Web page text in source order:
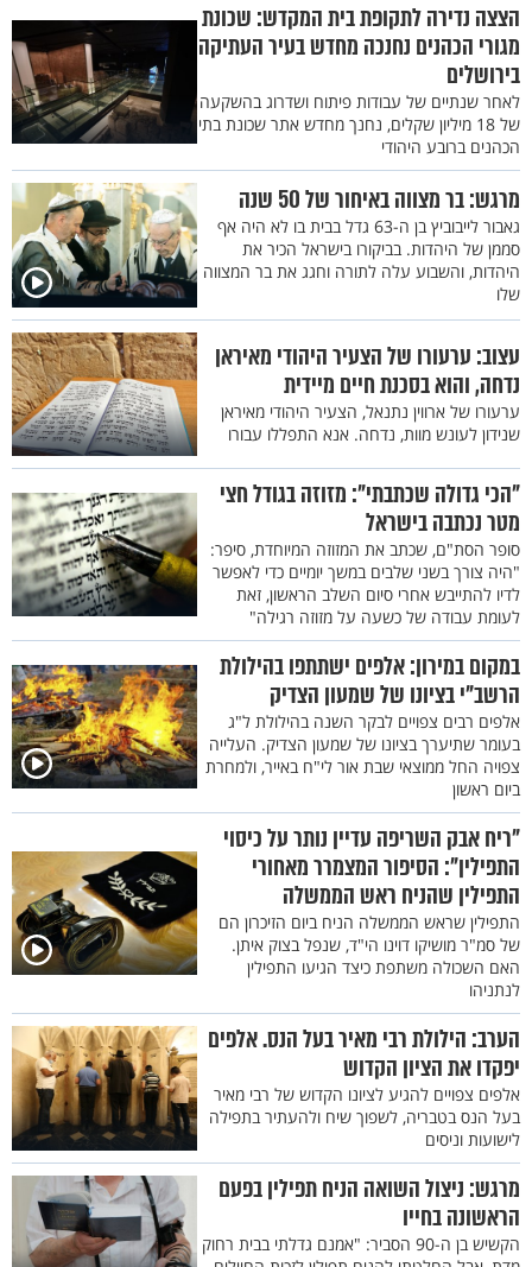
הצצה נדירה לתקופת בית המקדש: שכונת
מגורי הכהנים נחנכה מחדש בעיר העתיקה
בירושלים
לאחר שנתיים של עבודות פיתוח ושדרוג בהשקעה
של 18 מיליון שקלים, נחנך מחדש אתר שכונת בתי
הכהנים ברובע היהודי
מרגש: בר מצווה באיחור של 50 שנה
גאבור לייבוביץ בן ה-63 גדל בבית בו לא היה אף
סממן של היהדות. בביקורו בישראל הכיר את
היהדות, והשבוע עלה לתורה וחגג את בר המצווה
שלו
עצוב: ערעורו של הצעיר היהודי מאיראן
נדחה, והוא בסכנת חיים מיידית
ערעורו של ארווין נתנאל, הצעיר היהודי מאיראן
שנידון לעונש מוות, נדחה. אנא התפללו עבורו
"הכי גדולה שכתבתי": מזוזה בגודל חצי
מטר נכתבה בישראל
סופר הסת"ם, שכתב את המזוזה המיוחדת, סיפר:
"היה צורך בשני שלבים במשך יומיים כדי לאפשר
לדיו להתייבש אחרי סיום השלב הראשון, זאת
לעומת עבודה של כשעה על מזוזה רגילה"
במקום במירון: אלפים ישתתפו בהילולת
הרשב"י בציונו של שמעון הצדיק
אלפים רבים צפויים לבקר השנה בהילולת ל"ג
בעומר שתיערך בציונו של שמעון הצדיק. העלייה
צפויה החל ממוצאי שבת אור לי"ח באייר, ולמחרת
ביום ראשון
"ריח אבק השריפה עדיין נותר על כיסוי
התפילין": הסיפור המצמרר מאחורי
התפילין שהניח ראש הממשלה
התפילין שראש הממשלה הניח ביום הזיכרון הם
של סמ"ר מושיקו דוינו הי"ד, שנפל בצוק איתן.
האם השכולה משתפת כיצד הגיעו התפילין
לנתניהו
הערב: הילולת רבי מאיר בעל הנס. אלפים
יפקדו את הציון הקדוש
אלפים צפויים להגיע לציונו הקדוש של רבי מאיר
בעל הנס בטבריה, לשפוך שיח ולהעתיר בתפילה
לישועות וניסים
מרגש: ניצול השואה הניח תפילין בפעם
הראשונה בחייו
הקשיש בן ה-90 הסביר: "אמנם גדלתי בבית רחוק